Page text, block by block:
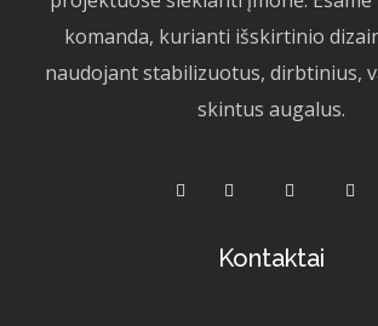
komanda, kurianti išskirtinio
naudojant stabilizuotus, dirbtinius,
skintus augalus.
Kontaktai